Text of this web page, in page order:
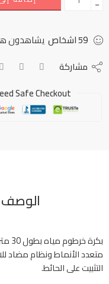
−
59اشخاص يشاهدون
مشاركة
Safe Checkout
الوصف
متعدد الأنماط ونظام مضاد
التثبيت على الحائط.